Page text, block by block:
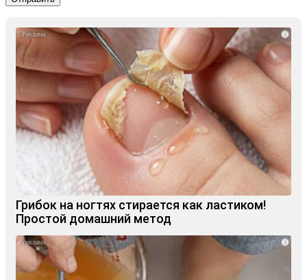
i
Грибок на ногтях стирается как ластиком!
Простой домашний метод
i